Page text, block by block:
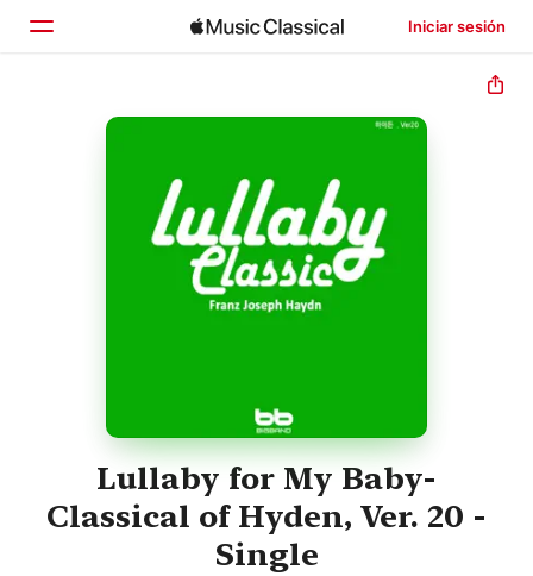
Iniciar sesión
Inicio
Lullaby for My Baby-
Classical of Hyden, Ver. 20 -
Single